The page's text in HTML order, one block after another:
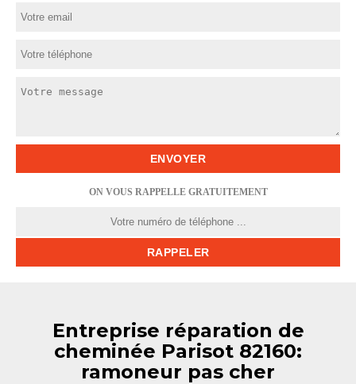
ON VOUS RAPPELLE GRATUITEMENT
Entreprise réparation de
cheminée Parisot 82160:
ramoneur pas cher